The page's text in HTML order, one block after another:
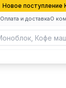
Новое поступление
Оплата и доставкаО